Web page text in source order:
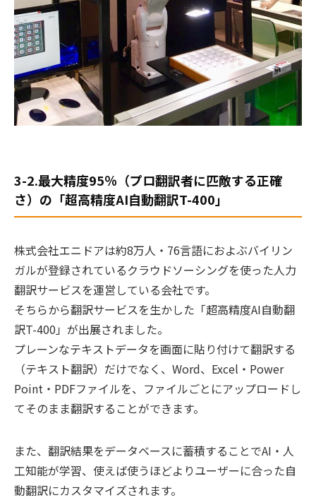
3-2.最大精度95％（プロ翻訳者に匹敵する正確
さ）の「超高精度AI自動翻訳T-400」
株式会社エニドアは約8万人・76言語におよぶバイリン
ガルが登録されているクラウドソーシングを使った人力
翻訳サービスを運営している会社です。
そちらから翻訳サービスを生かした「超高精度AI自動翻
訳T-400」が出展されました。
プレーンなテキストデータを画面に貼り付けて翻訳する
（テキスト翻訳）だけでなく、Word、Excel・Power
Point・PDFファイルを、ファイルごとにアップロードし
てそのまま翻訳することができます。
また、翻訳結果をデータベースに蓄積することでAI・人
工知能が学習、使えば使うほどよりユーザーに合った自
動翻訳にカスタマイズされます。